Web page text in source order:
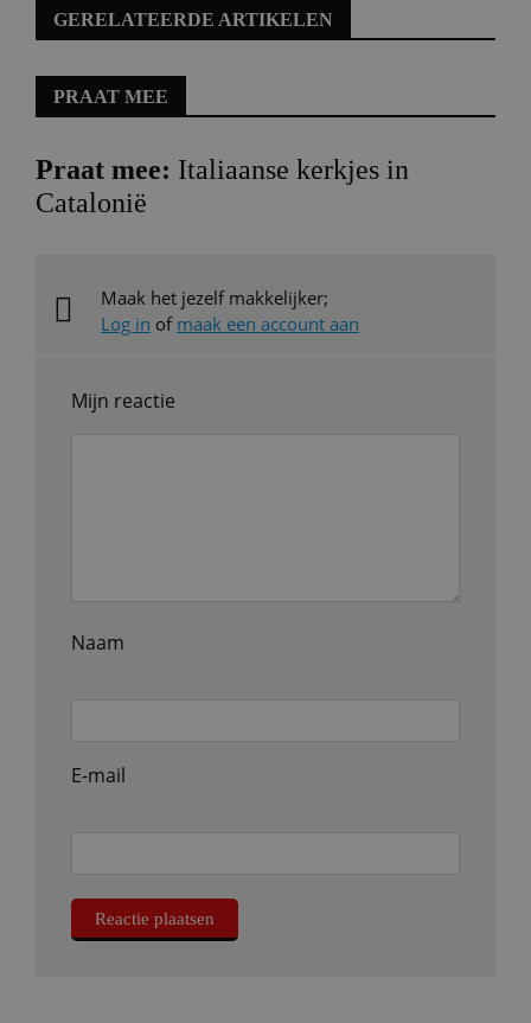
GERELATEERDE ARTIKELEN
PRAAT MEE
Praat mee: Italiaanse kerkjes in
Catalonië
Maak het jezelf makkelijker;
Log in of maak een account aan
Mijn reactie
Naam
E-mail